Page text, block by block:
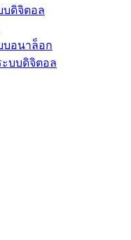
บดิจิตอล
บอนาล็อก
บบดิจิตอล